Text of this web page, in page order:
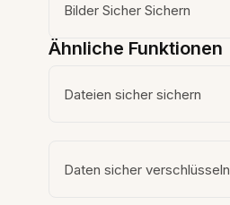
Bilder Sicher Sichern
Ähnliche Funktionen
Dateien sicher sichern
Daten sicher verschlüsseln